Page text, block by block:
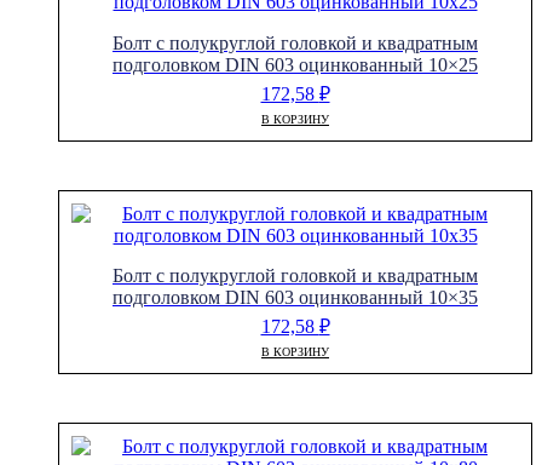
Болт с полукруглой головкой и квадратным
подголовком DIN 603 оцинкованный 10×25
172,58 ₽
В КОРЗИНУ
Болт с полукруглой головкой и квадратным
подголовком DIN 603 оцинкованный 10×35
172,58 ₽
В КОРЗИНУ